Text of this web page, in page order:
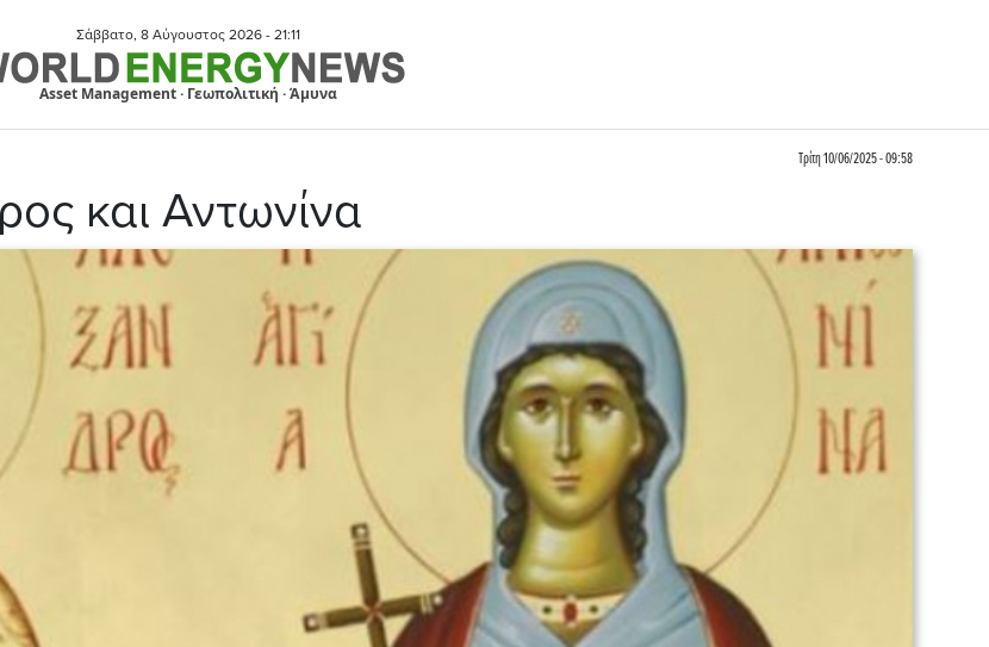
Σάββατο, 8 Αύγουστος 2026 - 21:11
Asset Management · Γεωπολιτική · Άμυνα
Τρίτη 10/06/2025 - 09:58
και Αντωνίνα